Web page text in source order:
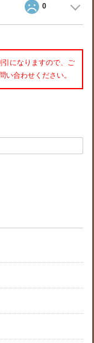
0
になりますので、ご
い合わせください。